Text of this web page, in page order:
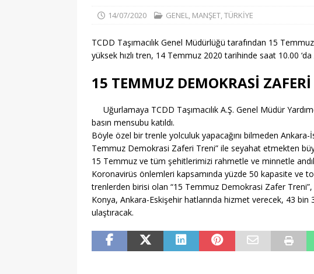
EĞITIM
[ 06/08/2026 ] Konaklı Kadınların
[ 06/08/2026 ] DGS 2026
[ 06/08/2026 ] Gaziantep’te Metin
[ 06/08/2026 ] Öğretmenlerin
[ 06/08/2026 ] LGS Yerleştirmelerinde
[ 06/08/2026 ] ASELSAN İlk Yarıda
[ 06/08/2026 ] MEB Öğrenci
MANŞET
14/07/2020 GENEL, MANŞET,TÜRKİYE
TCDD Taşımacılık Genel Müdürlüğü tarafından 15
yüksek hızlı tren, 14 Temmuz 2020 tarihinde saat 10.00
15 TEMMUZ DEMOKRASİ
Uğurlamaya TCDD Taşımacılık A.Ş. Genel Müdür
basın mensubu katıldı.
Böyle özel bir trenle yolculuk yapacağını bilmeden
Temmuz Demokrasi Zaferi Treni” ile seyahat etmekten
15 Temmuz ve tüm şehitlerimizi rahmetle ve minnetle
Koronavirüs önlemleri kapsamında yüzde 50 kapasite ve
trenlerden birisi olan “15 Temmuz Demokrasi Zafer
Konya, Ankara-Eskişehir hatlarında hizmet verecek, 43
ulaştıracak.